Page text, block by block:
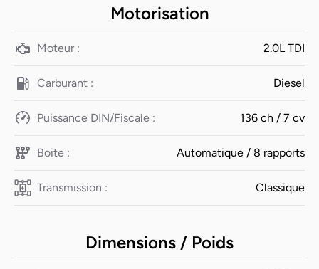
Motorisation
Moteur : 2.0L TDI
Carburant : Diesel
Puissance DIN/Fiscale : 136 ch / 7 cv
Boite : Automatique / 8 rapports
Transmission : Classique
Dimensions / Poids